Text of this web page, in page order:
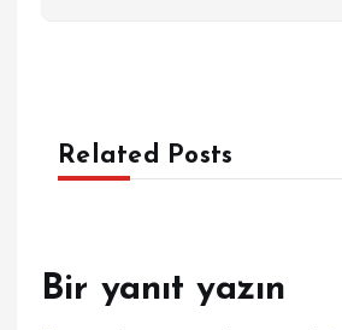
Related Posts
Bir yanıt yazın